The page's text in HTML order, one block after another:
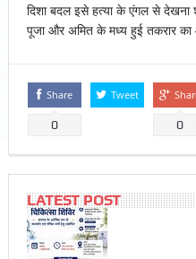
दिशा बदल इसे हत्या के एंगल से
पूजा और अमित के मध्य हुई तकरार का
Share
0
Tweet
0
LATEST POST